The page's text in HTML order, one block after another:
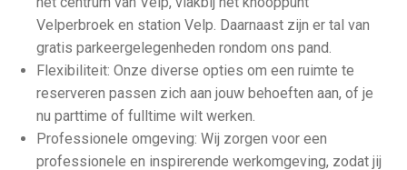
Velperbroek en station Velp. Daarnaast zijn er tal van
gratis parkeergelegenheden rondom ons pand.
Flexibiliteit: Onze diverse opties om een ruimte te
reserveren passen zich aan jouw behoeften aan, of je
nu parttime of fulltime wilt werken.
Professionele omgeving: Wij zorgen voor een
professionele en inspirerende werkomgeving, zodat jij